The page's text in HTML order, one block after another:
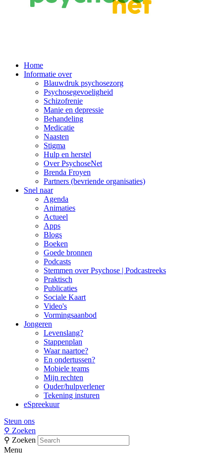
Main
Navigation
Home
Informatie over
Blauwdruk psychosezorg
Psychosegevoeligheid
Schizofrenie
Manie en depressie
Behandeling
Medicatie
Naasten
Stigma
Hulp en herstel
Over PsychoseNet
Brenda Froyen
Partners (bevriende organisaties)
Snel naar
Agenda
Animaties
Actueel
Apps
Blogs
Boeken
Goede bronnen
Podcasts
Stemmen over Psychose | Podcastreeks
Praktisch
Publicaties
Sociale Kaart
Video's
Vormingsaanbod
Jongeren
Levenslang?
Stappenplan
Waar naartoe?
En ondertussen?
Mobiele teams
Mijn rechten
Ouder/hulpverlener
Tekening insturen
eSpreekuur
Steun ons
⚲ Zoeken
⚲ Zoeken
Menu